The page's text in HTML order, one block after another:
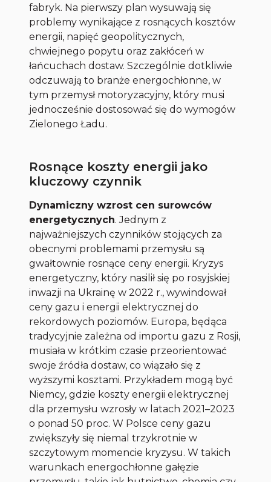
fabryk. Na pierwszy plan wysuwają się
problemy wynikające z rosnących kosztów
energii, napięć geopolitycznych,
chwiejnego popytu oraz zakłóceń w
łańcuchach dostaw. Szczególnie dotkliwie
odczuwają to branże energochłonne, w
tym przemysł motoryzacyjny, który musi
jednocześnie dostosować się do wymogów
Zielonego Ładu.
Rosnące koszty energii jako
kluczowy czynnik
Dynamiczny wzrost cen surowców
energetycznych. Jednym z
najważniejszych czynników stojących za
obecnymi problemami przemysłu są
gwałtownie rosnące ceny energii. Kryzys
energetyczny, który nasilił się po rosyjskiej
inwazji na Ukrainę w 2022 r., wywindował
ceny gazu i energii elektrycznej do
rekordowych poziomów. Europa, będąca
tradycyjnie zależna od importu gazu z Rosji,
musiała w krótkim czasie przeorientować
swoje źródła dostaw, co wiązało się z
wyższymi kosztami. Przykładem mogą być
Niemcy, gdzie koszty energii elektrycznej
dla przemysłu wzrosły w latach 2021–2023
o ponad 50 proc. W Polsce ceny gazu
zwiększyły się niemal trzykrotnie w
szczytowym momencie kryzysu. W takich
warunkach energochłonne gałęzie